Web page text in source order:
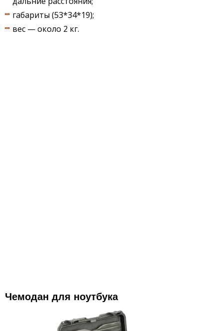
габариты (53*34*19);
вес — около 2 кг.
Чемодан для ноутбука